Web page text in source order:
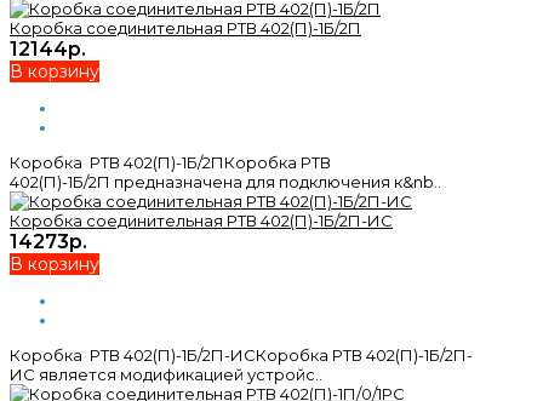
Коробка соединительная РТВ 402(П)-1Б/2П
12144р.
В корзину
Коробка РТВ 402(П)-1Б/2ПКоробка РТВ
402(П)-1Б/2П предназначена для подключения к&nb..
Коробка соединительная РТВ 402(П)-1Б/2П-ИС
14273р.
В корзину
Коробка РТВ 402(П)-1Б/2П-ИСКоробка РТВ 402(П)-1Б/2П-
ИС является модификацией устройс..